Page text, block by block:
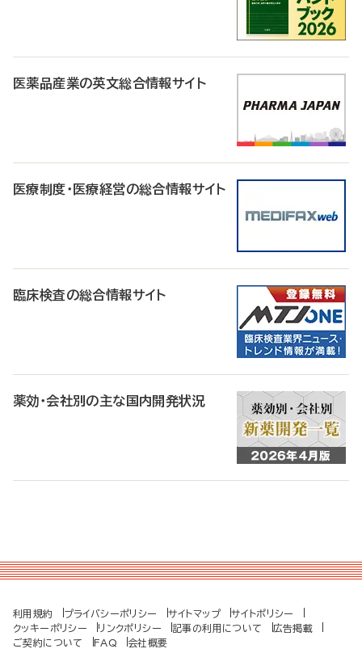
医薬品産業の英文総合情報サイト
医療制度・医療経営の総合情報サイト
臨床検査の総合情報サイト
薬効・会社別の主な国内開発状況
利用規約 プライバシーポリシー サイトマップ
サイトポリシー
クッキーポリシー
リンクポリシー 記事の利用について
広告掲載
ご契約について
FAQ 会社概要